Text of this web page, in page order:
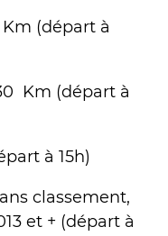
(départ à
Km (départ à
à 15h)
classement,
et + (départ à